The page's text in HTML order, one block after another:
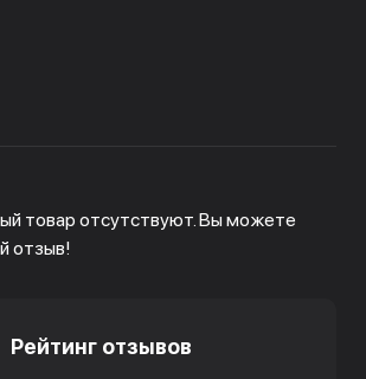
товар отсутствуют. Вы можете
отзыв!
Рейтинг отзывов